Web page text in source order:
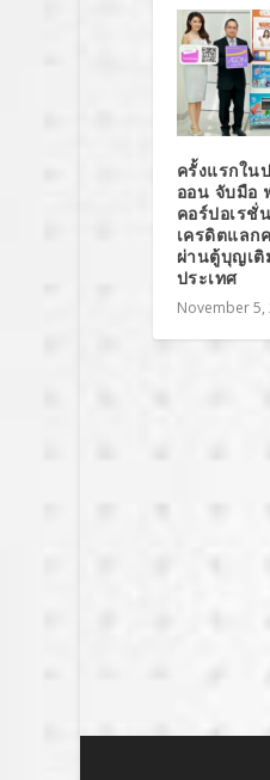
ครั้งแรกใน
ออน จับมือ
คอร์ปอเรชั่
เครดิตแล
ผ่านตู้บุญเติ
ประเทศ
November 5,